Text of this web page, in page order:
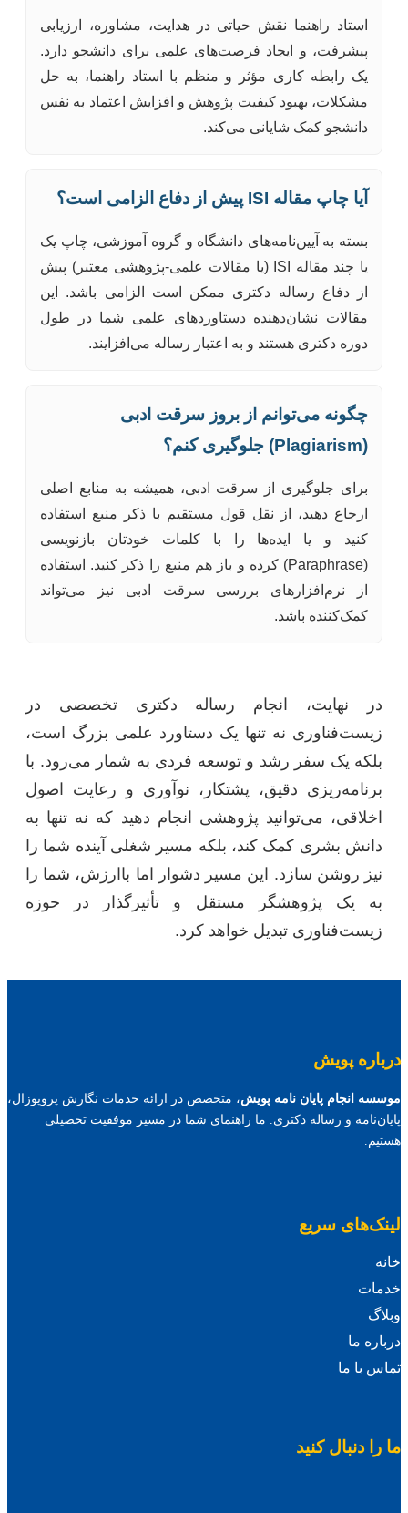
استاد راهنما نقش حیاتی در هدایت، مشاوره، ارزیابی
پیشرفت، و ایجاد فرصت‌های علمی برای دانشجو دارد.
یک رابطه کاری مؤثر و منظم با استاد راهنما، به حل
مشکلات، بهبود کیفیت پژوهش و افزایش اعتماد به نفس
دانشجو کمک شایانی می‌کند.
آیا چاپ مقاله ISI پیش از دفاع الزامی است؟
بسته به آیین‌نامه‌های دانشگاه و گروه آموزشی، چاپ یک
یا چند مقاله ISI (یا مقالات علمی-پژوهشی معتبر) پیش
از دفاع رساله دکتری ممکن است الزامی باشد. این
مقالات نشان‌دهنده دستاوردهای علمی شما در طول
دوره دکتری هستند و به اعتبار رساله می‌افزایند.
چگونه می‌توانم از بروز سرقت ادبی
(Plagiarism) جلوگیری کنم؟
برای جلوگیری از سرقت ادبی، همیشه به منابع اصلی
ارجاع دهید، از نقل قول مستقیم با ذکر منبع استفاده
کنید و یا ایده‌ها را با کلمات خودتان بازنویسی
(Paraphrase) کرده و باز هم منبع را ذکر کنید. استفاده
از نرم‌افزارهای بررسی سرقت ادبی نیز می‌تواند
کمک‌کننده باشد.
در نهایت، انجام رساله دکتری تخصصی در
زیست‌فناوری نه تنها یک دستاورد علمی بزرگ است،
بلکه یک سفر رشد و توسعه فردی به شمار می‌رود. با
برنامه‌ریزی دقیق، پشتکار، نوآوری و رعایت اصول
اخلاقی، می‌توانید پژوهشی انجام دهید که نه تنها به
دانش بشری کمک کند، بلکه مسیر شغلی آینده شما را
نیز روشن سازد. این مسیر دشوار اما باارزش، شما را
به یک پژوهشگر مستقل و تأثیرگذار در حوزه
زیست‌فناوری تبدیل خواهد کرد.
درباره پویش
موسسه انجام پایان نامه پویش، متخصص در ارائه خدمات نگارش پروپوزال،
پایان‌نامه و رساله دکتری. ما راهنمای شما در مسیر موفقیت تحصیلی
هستیم.
لینک‌های سریع
خانه
خدمات
وبلاگ
درباره ما
تماس با ما
ما را دنبال کنید